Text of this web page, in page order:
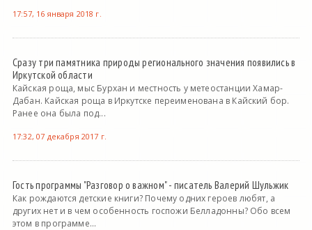
17:57, 16 января 2018 г.
Сразу три памятника природы регионального значения появились в
Иркутской области
Кайская роща, мыс Бурхан и местность у метеостанции Хамар-
Дабан. Кайская роща в Иркутске переименована в Кайский бор.
Ранее она была под...
17:32, 07 декабря 2017 г.
Гость программы "Разговор о важном" - писатель Валерий Шульжик
Как рождаются детские книги? Почему одних героев любят, а
других нет и в чем особенность госпожи Белладонны? Обо всем
этом в программе...